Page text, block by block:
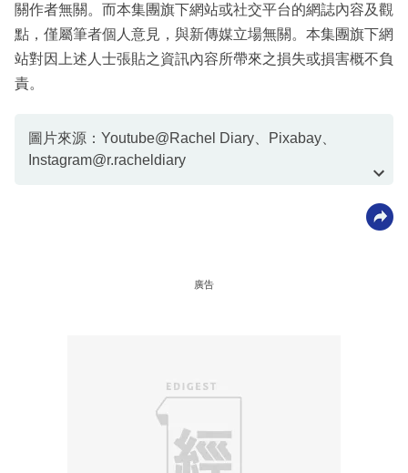
關作者無關。而本集團旗下網站或社交平台的網誌內容及觀
點，僅屬筆者個人意見，與新傳媒立場無關。本集團旗下網
站對因上述人士張貼之資訊內容所帶來之損失或損害概不負
責。
圖片來源：Youtube@Rachel Diary、Pixabay、
Instagram@r.racheldiary
廣告